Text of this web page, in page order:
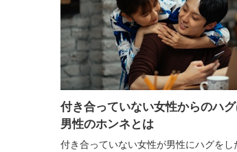
付き合っていない女性からのハ
男性のホンネとは
付き合っていない女性が男性にハグを